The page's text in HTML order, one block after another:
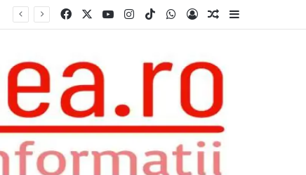
Facebook YouTubeInstagram
TikTokWhatsApp
Log InRandom Article